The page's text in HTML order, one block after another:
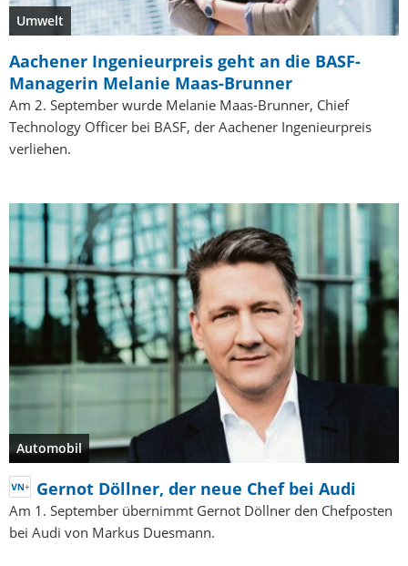
Umwelt
Aachener Ingenieurpreis geht an die BASF-
Managerin Melanie Maas-Brunner
Am 2. September wurde Melanie Maas-Brunner, Chief
Technology Officer bei BASF, der Aachener Ingenieurpreis
verliehen.
Automobil
Gernot Döllner, der neue Chef bei Audi
Am 1. September übernimmt Gernot Döllner den Chefposten
bei Audi von Markus Duesmann.